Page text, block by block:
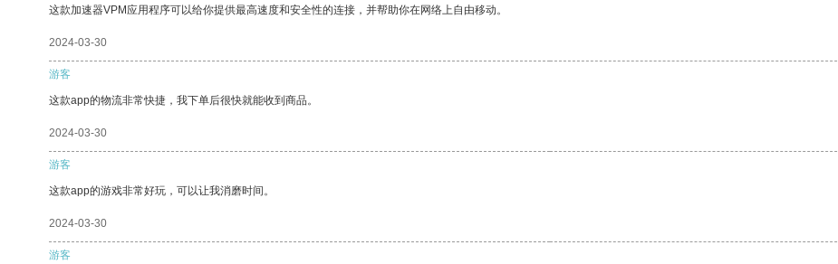
这款加速器VPM应用程序可以给你提供最高速度和安全性的连接，并帮助你在网络上自由移动。
2024-03-30
游客
这款app的物流非常快捷，我下单后很快就能收到商品。
2024-03-30
游客
这款app的游戏非常好玩，可以让我消磨时间。
2024-03-30
游客